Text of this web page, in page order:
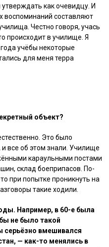
как очевидцу. И
воспоминаний составляют
Честно говоря, учась
происходит в училище. Я
учёбы некоторые
для меня терра
объект?
Это было
все об этом знали. Училище
караульными постами
склад боеприпасов. По-
при попытке проникнуть на
такие ходили.
Например, в 60-е была
не было такой
серьёзно вмешивался
— как-то менялись в